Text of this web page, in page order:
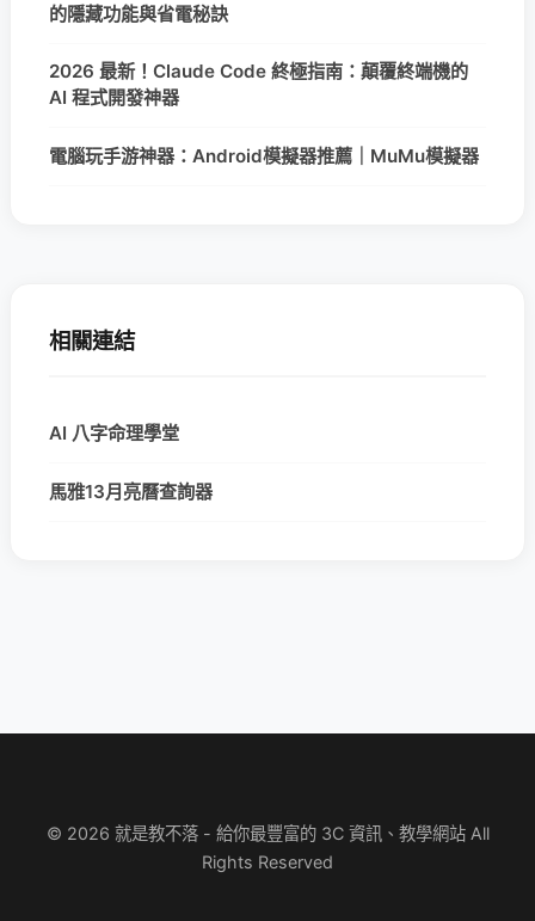
的隱藏功能與省電秘訣
2026 最新！Claude Code 終極指南：顛覆終端機的
AI 程式開發神器
電腦玩手游神器：Android模擬器推薦｜MuMu模擬器
相關連結
AI 八字命理學堂
馬雅13月亮曆查詢器
© 2026 就是教不落 - 給你最豐富的 3C 資訊、教學網站 All
Rights Reserved